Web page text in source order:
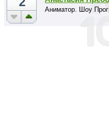
Аниматор. Шоу